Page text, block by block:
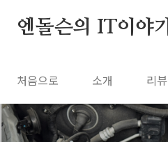
엔돌슨의 IT이야기
처음으로 소개 리뷰